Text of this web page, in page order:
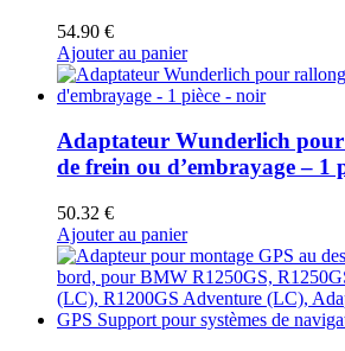
54.90 €
Ajouter au panier
Adaptateur Wunderlich
de frein ou d’embrayage – 1
50.32 €
Ajouter au panier